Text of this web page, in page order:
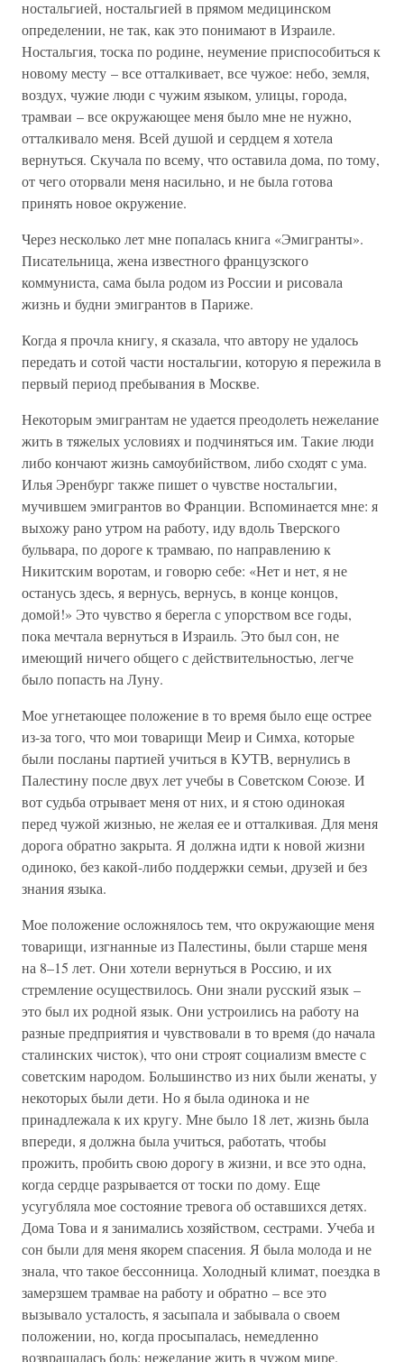
ностальгией, ностальгией в прямом медицинском
определении, не так, как это понимают в Израиле.
Ностальгия, тоска по родине, неумение приспособиться к
новому месту – все отталкивает, все чужое: небо, земля,
воздух, чужие люди с чужим языком, улицы, города,
трамваи – все окружающее меня было мне не нужно,
отталкивало меня. Всей душой и сердцем я хотела
вернуться. Скучала по всему, что оставила дома, по тому,
от чего оторвали меня насильно, и не была готова
принять новое окружение.
Через несколько лет мне попалась книга «Эмигранты».
Писательница, жена известного французского
коммуниста, сама была родом из России и рисовала
жизнь и будни эмигрантов в Париже.
Когда я прочла книгу, я сказала, что автору не удалось
передать и сотой части ностальгии, которую я пережила в
первый период пребывания в Москве.
Некоторым эмигрантам не удается преодолеть нежелание
жить в тяжелых условиях и подчиняться им. Такие люди
либо кончают жизнь самоубийством, либо сходят с ума.
Илья Эренбург также пишет о чувстве ностальгии,
мучившем эмигрантов во Франции. Вспоминается мне: я
выхожу рано утром на работу, иду вдоль Тверского
бульвара, по дороге к трамваю, по направлению к
Никитским воротам, и говорю себе: «Нет и нет, я не
останусь здесь, я вернусь, вернусь, в конце концов,
домой!» Это чувство я берегла с упорством все годы,
пока мечтала вернуться в Израиль. Это был сон, не
имеющий ничего общего с действительностью, легче
было попасть на Луну.
Мое угнетающее положение в то время было еще острее
из-за того, что мои товарищи Меир и Симха, которые
были посланы партией учиться в КУТВ, вернулись в
Палестину после двух лет учебы в Советском Союзе. И
вот судьба отрывает меня от них, и я стою одинокая
перед чужой жизнью, не желая ее и отталкивая. Для меня
дорога обратно закрыта. Я должна идти к новой жизни
одиноко, без какой-либо поддержки семьи, друзей и без
знания языка.
Мое положение осложнялось тем, что окружающие меня
товарищи, изгнанные из Палестины, были старше меня
на 8–15 лет. Они хотели вернуться в Россию, и их
стремление осуществилось. Они знали русский язык –
это был их родной язык. Они устроились на работу на
разные предприятия и чувствовали в то время (до начала
сталинских чисток), что они строят социализм вместе с
советским народом. Большинство из них были женаты, у
некоторых были дети. Но я была одинока и не
принадлежала к их кругу. Мне было 18 лет, жизнь была
впереди, я должна была учиться, работать, чтобы
прожить, пробить свою дорогу в жизни, и все это одна,
когда сердце разрывается от тоски по дому. Еще
усугубляла мое состояние тревога об оставшихся детях.
Дома Това и я занимались хозяйством, сестрами. Учеба и
сон были для меня якорем спасения. Я была молода и не
знала, что такое бессонница. Холодный климат, поездка в
замерзшем трамвае на работу и обратно – все это
вызывало усталость, я засыпала и забывала о своем
положении, но, когда просыпалась, немедленно
возвращалась боль: нежелание жить в чужом мире.